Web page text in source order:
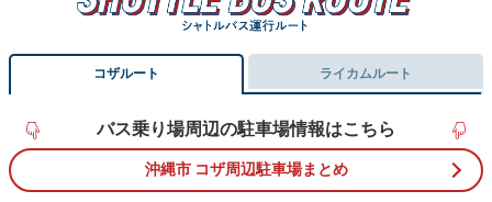
コザルート ライカムルート
バス乗り場周辺の駐車場情報はこちら
沖縄市 コザ周辺駐車場まとめ